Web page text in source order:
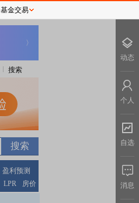
搜索
盈利预测
LPR 房价
基金交易
动态
个人
自选
消息